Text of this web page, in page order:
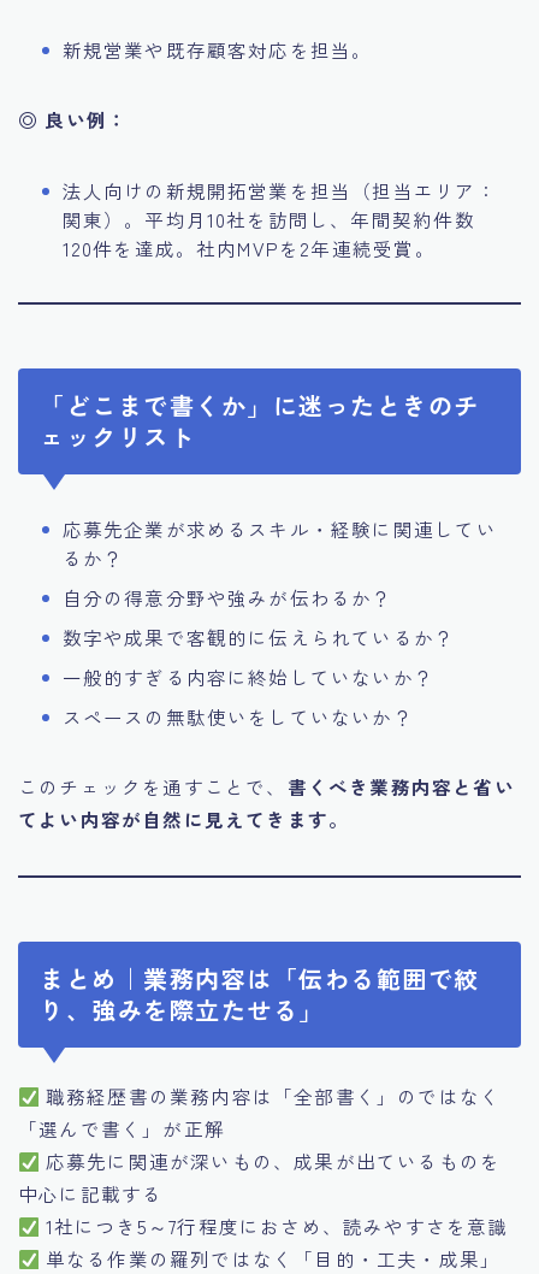
新規営業や既存顧客対応を担当。
◎ 良い例：
法人向けの新規開拓営業を担当（担当エリア：
関東）。平均月10社を訪問し、年間契約件数
120件を達成。社内MVPを2年連続受賞。
「どこまで書くか」に迷ったときのチ
ェックリスト
応募先企業が求めるスキル・経験に関連してい
るか？
自分の得意分野や強みが伝わるか？
数字や成果で客観的に伝えられているか？
一般的すぎる内容に終始していないか？
スペースの無駄使いをしていないか？
このチェックを通すことで、 書くべき業務内容と省い
てよい内容が自然に見えてきます。
まとめ｜業務内容は「伝わる範囲で絞
り、強みを際立たせる」
職務経歴書の業務内容は「全部書く」のではなく
「選んで書く」が正解
応募先に関連が深いもの、成果が出ているものを
中心に記載する
1社につき5～7行程度におさめ、読みやすさを意識
単なる作業の羅列ではなく「目的・工夫・成果」